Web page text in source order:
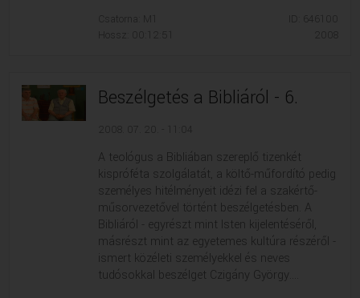
Csatorna: M1
Hossz: 00:12:51
ID: 646100
Beszélgetés a Bibliáról - 6.
2008. 07. 20. - 11:04
A teológus a Bibliában szereplő tizenkét
kispróféta szolgálatát, a költő-műfordító pedig
személyes hitélményeit idézi fel a szakértő-
műsorvezetővel történt beszélgetésben. A
Bibliáról - egyrészt mint Isten kijelentéséről,
másrészt mint az egyetemes kultúra részéről -
ismert közéleti személyekkel és neves
tudósokkal beszélget Czigány György....